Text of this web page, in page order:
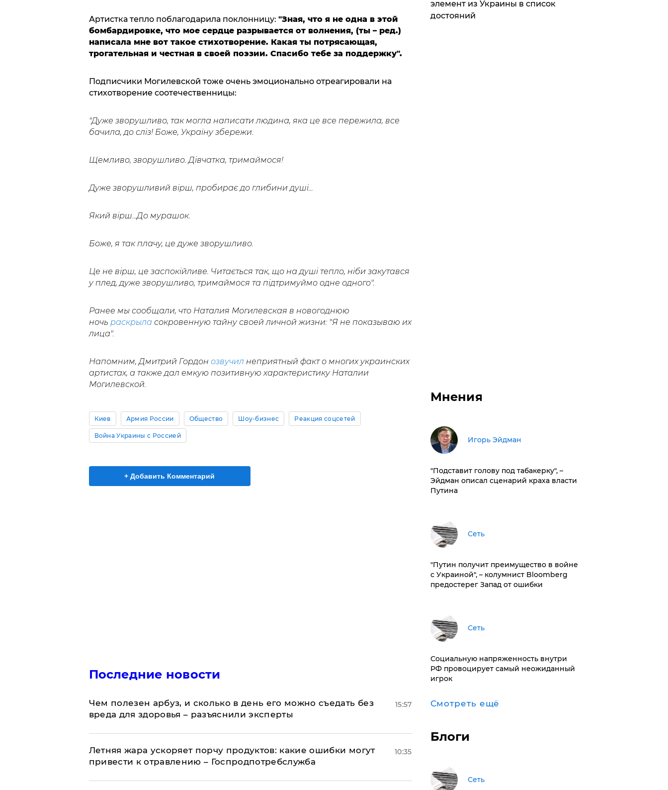
Артистка тепло поблагодарила поклонницу: "Зная, что я не одна в этой
бомбардировке, что мое сердце разрывается от волнения, (ты – ред.)
написала мне вот такое стихотворение. Какая ты потрясающая,
трогательная и честная в своей поэзии. Спасибо тебе за поддержку".
Подписчики Могилевской тоже очень эмоционально отреагировали на
стихотворение соотечественницы:
"Дуже зворушливо, так могла написати людина, яка це все пережила, все
бачила, до сліз! Боже, Україну збережи.
Щемливо, зворушливо. Дівчатка, тримаймося!
Дуже зворушливий вірш, пробирає до глибини душі...
Який вірш...До мурашок.
Боже, я так плачу, це дуже зворушливо.
Це не вірш, це заспокійливе. Читається так, що на душі тепло, ніби закутався
у плед, дуже зворушливо, тримаймося та підтримуймо одне одного".
Ранее мы сообщали, что Наталия Могилевская в новогоднюю
ночь раскрыла сокровенную тайну своей личной жизни: "Я не показываю их
лица".
Напомним, Дмитрий Гордон озвучил неприятный факт о многих украинских
артистах, а также дал емкую позитивную характеристику Наталии
Могилевской.
Киев Армия России Общество Шоу-бизнес Реакция соцсетей
Война Украины с Россией
+ Добавить Комментарий
Последние новости
Чем полезен арбуз, и сколько в день его можно съедать без
вреда для здоровья – разъяснили эксперты
15:57
Летняя жара ускоряет порчу продуктов: какие ошибки могут
привести к отравлению – Госпродпотребслужба
10:35
элемент из Украины в список
достояний
Мнения
Игорь Эйдман
​"Подставит голову под табакерку", –
Эйдман описал сценарий краха власти
Путина
Сеть
"Путин получит преимущество в войне
с Украиной", – колумнист Bloomberg
предостерег Запад от ошибки
Сеть
Социальную напряженность внутри
РФ провоцирует самый неожиданный
игрок
Смотреть ещё
Блоги
Сеть